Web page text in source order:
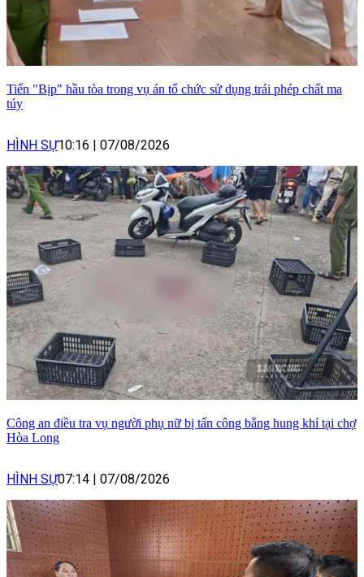
Tiến "Bịp" hầu tòa trong vụ án tổ chức sử dụng trái phép chất ma
túy
HÌNH SỰ10:16 | 07/08/2026
Công an điều tra vụ người phụ nữ bị tấn công bằng hung khí tại chợ
Hòa Long
HÌNH SỰ07:14 | 07/08/2026